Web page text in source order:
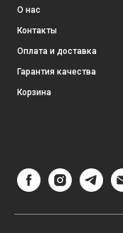
О нас
Контакты
Оплата и доставка
Гарантия качества
Корзина